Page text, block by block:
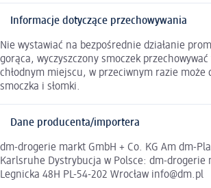
Informacje dotyczące przechowywania
Nie wystawiać na bezpośrednie działanie
gorąca, wyczyszczony smoczek
chłodnym miejscu, w przeciwnym razie może
smoczka i słomki.
Dane producenta/importera
dm-drogerie markt GmbH + Co. KG Am dm-
Karlsruhe Dystrybucja w Polsce: dm-drogerie
Legnicka 48H PL-54-202 Wrocław info@dm.pl